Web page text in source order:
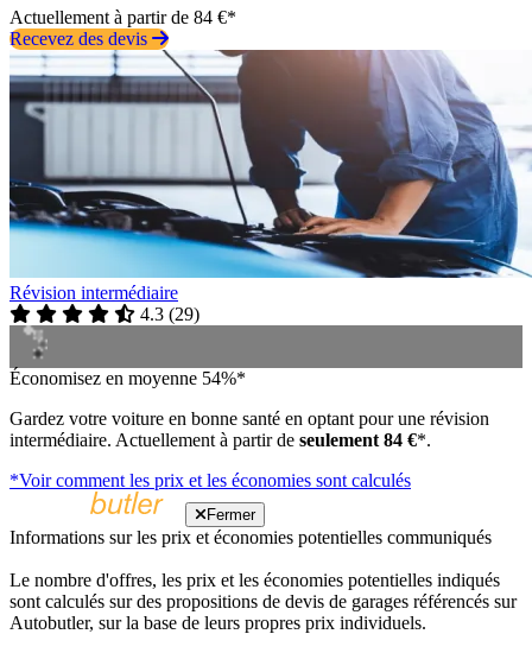
Actuellement à partir de 84 €*
Recevez des devis
Révision intermédiaire
4.3 (29)
Économisez en moyenne 54%*
Gardez votre voiture en bonne santé en optant pour une révision
intermédiaire. Actuellement à partir de seulement 84 €*.
*Voir comment les prix et les économies sont calculés
Fermer
Informations sur les prix et économies potentielles communiqués
Le nombre d'offres, les prix et les économies potentielles indiqués
sont calculés sur des propositions de devis de garages référencés sur
Autobutler, sur la base de leurs propres prix individuels.